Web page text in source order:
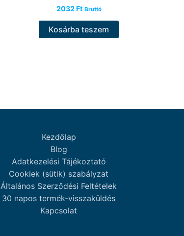
2032 Ft Bruttó
Kosárba teszem
Kezdőlap
Blog
Adatkezelési Tájékoztató
Cookiek (sütik) szabályzat
Általános Szerződési Feltételek
30 napos termék-visszaküldés
Kapcsolat